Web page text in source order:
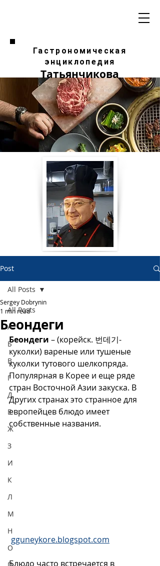
Гастрономическая
энциклопедия
Татьянчикова
Post
All Posts
А
Б
В
Г
Д
Е
Ж
З
И
К
Л
М
Н
О
All Posts
Беондеги
Sergey Dobrynin
1 min read
Беондеги – (корейск. 번데기-
куколки) вареные или тушеные
куколки тутового шелкопряда.
Популярная в Корее и еще ряде
стран Восточной Азии закуска. В
Других странах это странное для
европейцев блюдо имеет
собственные названия.
gguneykore.blogspot.com
Блюдо часто встречается в